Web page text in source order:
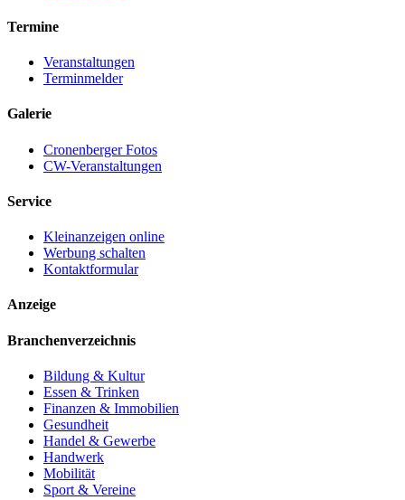
Termine
Veranstaltungen
Terminmelder
Galerie
Cronenberger Fotos
CW-Veranstaltungen
Service
Kleinanzeigen online
Werbung schalten
Kontaktformular
Anzeige
Branchenverzeichnis
Bildung & Kultur
Essen & Trinken
Finanzen & Immobilien
Gesundheit
Handel & Gewerbe
Handwerk
Mobilität
Sport & Vereine